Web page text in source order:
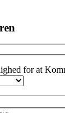
for at